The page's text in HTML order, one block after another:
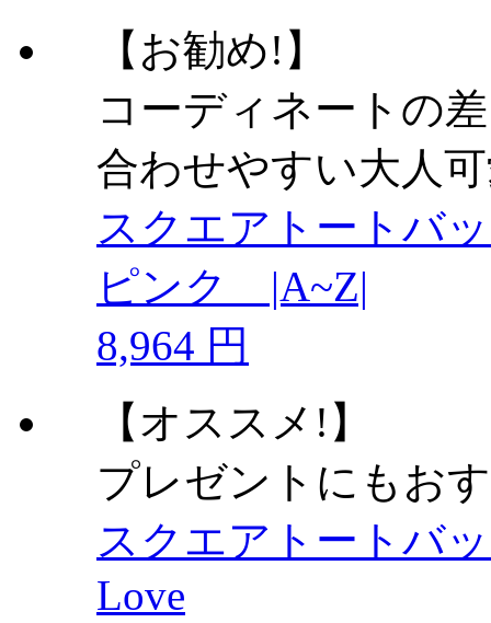
【お勧め!】
コーディネートの
合わせやすい大人
スクエアトートバ
ピンク |A~Z|
8,964 円
【オススメ!】
プレゼントにもお
スクエアトートバ
Love